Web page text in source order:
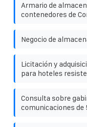
Armario de
contenedores de
Negocio de
Licitación y
para hoteles
Consulta sobre
comunicaciones de